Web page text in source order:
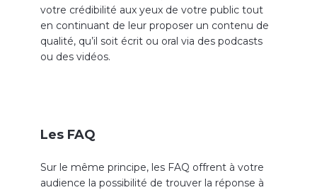
votre crédibilité aux yeux de votre public tout
en continuant de leur proposer un contenu de
qualité, qu’il soit écrit ou oral via des podcasts
ou des vidéos.
Les FAQ
Sur le même principe, les FAQ offrent à votre
audience la possibilité de trouver la réponse à